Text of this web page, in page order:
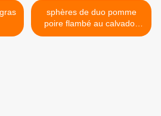
sphères de duo pomme
poire flambé au calvados
mousse de caramel au